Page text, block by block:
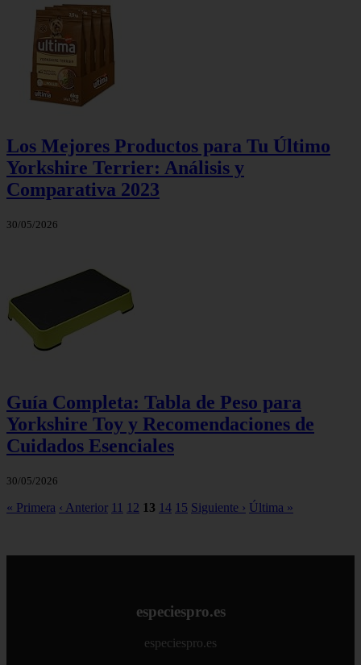
Los Mejores Productos para Tu Último
Yorkshire Terrier: Análisis y
Comparativa 2023
30/05/2026
Guía Completa: Tabla de Peso para
Yorkshire Toy y Recomendaciones de
Cuidados Esenciales
30/05/2026
« Primera ‹ Anterior 11 12 13 14 15 Siguiente › Última »
especiespro.es
especiespro.es